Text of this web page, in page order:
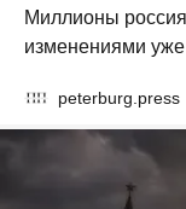
Миллионы
изменениями уже
peterburg.press